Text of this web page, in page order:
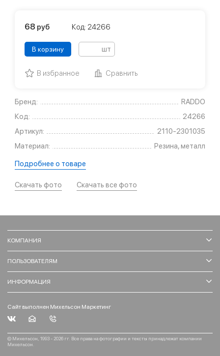
Бренд:
RADDO
Код:
24266
Артикул:
2110-2301035
Материал:
Резина, металл
Подробнее о товаре
Скачать фото Скачать все фото
68 руб Код: 24266
В корзину шт
В избранное Сравнить
КОМПАНИЯ
ПОЛЬЗОВАТЕЛЯМ
ИНФОРМАЦИЯ
Сайт выполнен Михельсон Маркетинг
© Михельсон, 1993 - 2026 гг. Все права на фотографии и тексты принадлежат компании
Михельсон.